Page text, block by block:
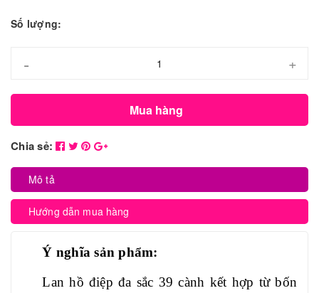
Số lượng:
- +
Mua hàng
Chia sẻ:
Mô tả
Hướng dẫn mua hàng
Ý nghĩa sản phẩm:
Lan hồ điệp đa sắc 39 cành kết hợp từ bốn